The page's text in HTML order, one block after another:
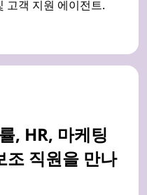
고객 지원 에이전트.
, HR, 마케팅
조 직원을 만나